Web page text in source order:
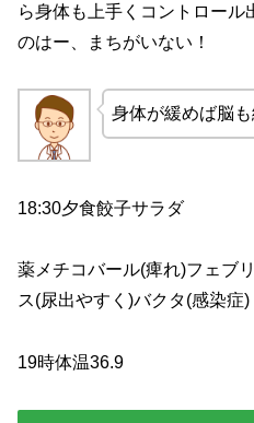
ら身体も上手くコントロー
のはー、まちがいない！
身体が緩めば脳も
18:30夕食餃子サラダ
薬メチコバール(痺れ)フェブ
ス(尿出やすく)バクタ(感染症)
19時体温36.9